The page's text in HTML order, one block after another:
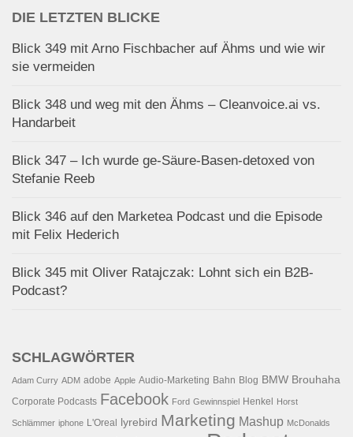
DIE LETZTEN BLICKE
Blick 349 mit Arno Fischbacher auf Ähms und wie wir
sie vermeiden
Blick 348 und weg mit den Ähms – Cleanvoice.ai vs.
Handarbeit
Blick 347 – Ich wurde ge-Säure-Basen-detoxed von
Stefanie Reeb
Blick 346 auf den Marketea Podcast und die Episode
mit Felix Hederich
Blick 345 mit Oliver Ratajczak: Lohnt sich ein B2B-
Podcast?
SCHLAGWÖRTER
Adam Curry ADM adobe Apple Audio-Marketing Bahn Blog BMW Brouhaha
Corporate Podcasts Facebook Ford Gewinnspiel Henkel Horst
Schlämmer iphone L'Oreal lyrebird Marketing Mashup McDonalds